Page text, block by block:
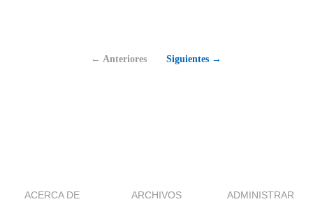
← Anteriores Siguientes →
ACERCA DE ARCHIVOS ADMINISTRAR